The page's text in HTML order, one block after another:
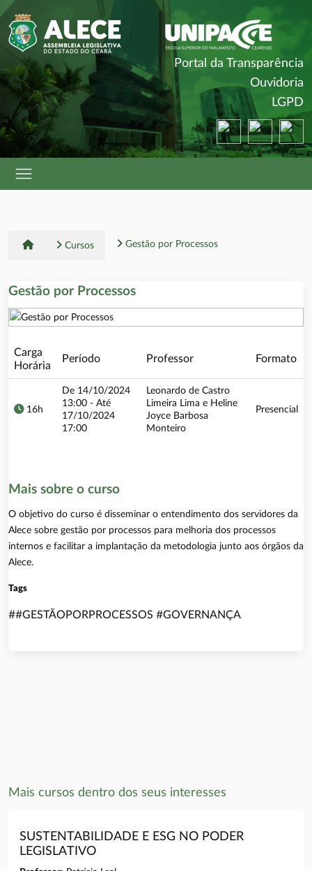
Portal da Transparência
Ouvidoria
LGPD
(abre em nova
(abre em
Cursos Gestão por Processos
Gestão por Processos
Carga
Horária
Período Professor Formato
16h
De 14/10/2024
13:00 - Até
17/10/2024
17:00
Leonardo de Castro
Limeira Lima e Heline
Joyce Barbosa
Monteiro
Presencial
Mais sobre o curso
O objetivo do curso é disseminar o entendimento dos servidores da
Alece sobre gestão por processos para melhoria dos processos
internos e facilitar a implantação da metodologia junto aos órgãos da
Alece.
Tags
##GESTÃOPORPROCESSOS #GOVERNANÇA
Mais cursos dentro dos seus interesses
SUSTENTABILIDADE E ESG NO PODER
LEGISLATIVO